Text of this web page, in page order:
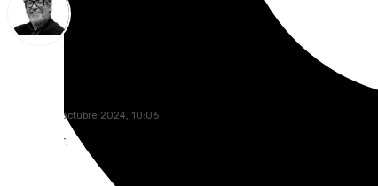
viernes, 25 octubre 2024, 10:06
Compartir: